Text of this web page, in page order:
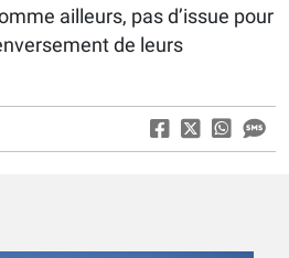
ailleurs, pas d’issue pour
de leurs